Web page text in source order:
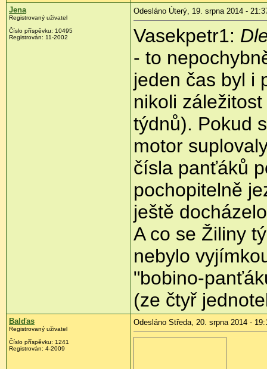
Jena
Registrovaný uživatel
Číslo příspěvku: 10495
Registrován: 11-2002
Odesláno Úterý, 19. srpna 2014 -
Vasekpetr1:
- to
jeden čas byl i
nikoli
týdnů). Pokud
motor
čísla panťáků
pochopitelně
ještě
A co se Žiliny
nebylo
"bobino-
(ze čtyř
Balďas
Registrovaný uživatel
Číslo příspěvku: 1241
Registrován: 4-2009
Odesláno Středa, 20. srpna 2014 -